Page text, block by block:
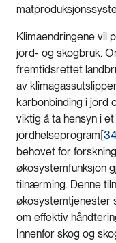
Klimaendringene vil
jord- og skogbruk.
fremtidsrettet
av
karbonbinding i jord
viktig å ta hensyn i
jordhelseprogram
behovet for
økosystemfunksjon
tilnærming. Denne
økosystemtjenester
om effektiv
Innenfor skog og